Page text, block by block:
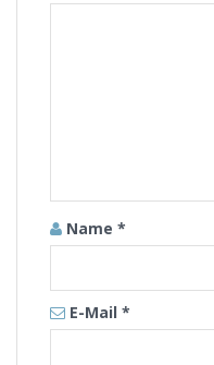
Name *
E-Mail *